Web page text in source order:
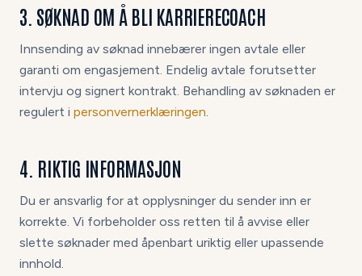
3. SØKNAD OM Å BLI KARRIERECOACH
Innsending av søknad innebærer ingen avtale eller
garanti om engasjement. Endelig avtale forutsetter
intervju og signert kontrakt. Behandling av søknaden er
regulert i personvernerklæringen.
4. RIKTIG INFORMASJON
Du er ansvarlig for at opplysninger du sender inn er
korrekte. Vi forbeholder oss retten til å avvise eller
slette søknader med åpenbart uriktig eller upassende
innhold.